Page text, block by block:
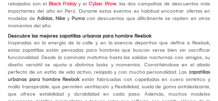
rebajados son el Black Fridayy el Cyber Wow, las dos campañas de descuentos más
importantes del año en Perú. Durante estos eventos es habitual encontrar ofertas en
modelos de Adidas, Nike y Puma con descuentos que difícilmente se repiten en otros
momentos del año.
Descubre las mejores zapatillas urbanas para hombre Reebok
Inspiradas en la energía de la calle y en la esencia deportiva que define a Reebok,
estas zapatillas están pensadas para hombres que buscan verse bien sin sacrificar
funcionalidad. Desde la caminata matutina hasta las salidas nocturnas con amigos, su
diseño versátil se ajusta a distintos looks y momentos. Convirtiéndose en el aliado
perfecto de un estilo de vida activo, relajado y con mucha personalidad. Las zapatillas
urbanas para hombre Reebok están fabricadas con capelladas en cuero sintético y
malla transpirable, que permiten ventilación y flexibilidad, suela de goma antideslizante,
que ofrece estabilidad y durabilidad en cada paso. Además, muchos modelos